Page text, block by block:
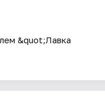
&quot;Лавка